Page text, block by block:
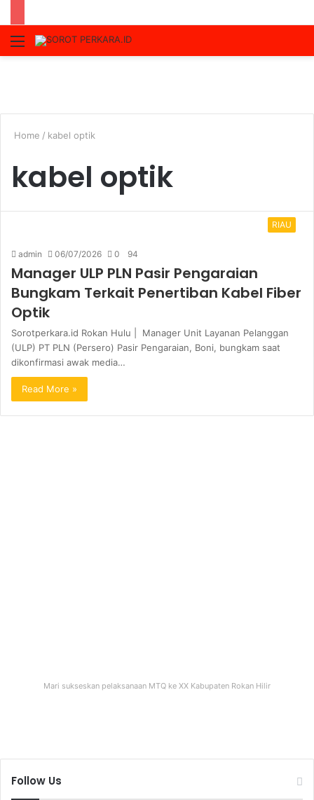
Menu
Home / kabel optik
kabel optik
RIAU
admin 06/07/2026 0 94
Manager ULP PLN Pasir Pengaraian
Bungkam Terkait Penertiban Kabel Fiber
Optik
Sorotperkara.id Rokan Hulu | Manager Unit Layanan Pelanggan
(ULP) PT PLN (Persero) Pasir Pengaraian, Boni, bungkam saat
dikonfirmasi awak media…
Read More »
Mari sukseskan pelaksanaan MTQ ke XX Kabupaten Rokan Hilir
Follow Us